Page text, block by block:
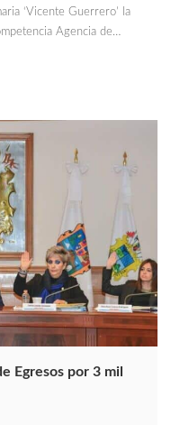
‘Vicente Guerrero’ la
Agencia de…
Egresos por 3 mil